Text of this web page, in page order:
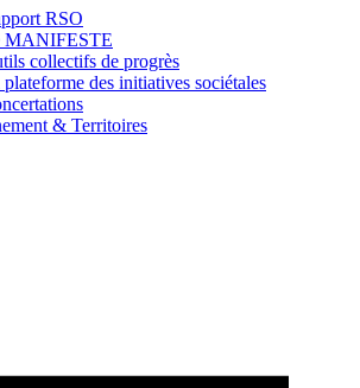
RSO
MANIFESTE
collectifs de progrès
des initiatives sociétales
& Territoires